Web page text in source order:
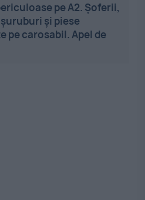
pe A2. Șoferii,
și piese
pe carosabil. Apel de